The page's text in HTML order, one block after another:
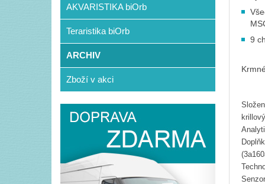
9
AKVARISTIKA biOrb
Teraristika biOrb
ARCHIV
Zboží v akci